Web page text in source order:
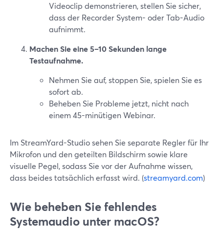
Videoclip demonstrieren, stellen Sie sicher,
dass der Recorder System- oder Tab-Audio
aufnimmt.
Machen Sie eine 5–10 Sekunden lange
Testaufnahme.
Nehmen Sie auf, stoppen Sie, spielen Sie es
sofort ab.
Beheben Sie Probleme jetzt, nicht nach
einem 45-minütigen Webinar.
Im StreamYard-Studio sehen Sie separate Regler für Ihr
Mikrofon und den geteilten Bildschirm sowie klare
visuelle Pegel, sodass Sie vor der Aufnahme wissen,
dass beides tatsächlich erfasst wird. (streamyard.com)
Wie beheben Sie fehlendes
Systemaudio unter macOS?